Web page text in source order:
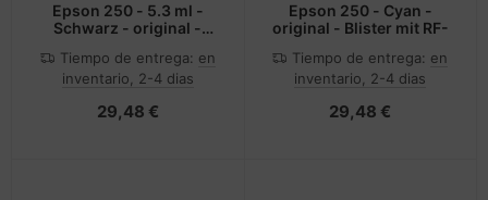
Epson 250 - 5.3 ml -
Schwarz - original -
Tiempo de entrega: en
inventario, 2-4 dias
29,48 €
Epson 250 - Cyan -
original - Blister mit RF-
Tiempo de entrega: en
inventario, 2-4 dias
29,48 €